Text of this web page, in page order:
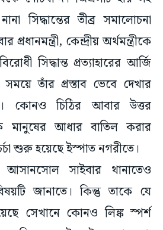
সিদ্ধান্তের তীব্র সমালোচনা
কেন্দ্রীয় অর্থমন্ত্রীকে
সিদ্ধান্ত প্রত্যাহারের আর্জি
সময়ে তাঁর প্রস্তাব ভেবে দেখার
কোনও চিঠির আবার উত্তর
আধার বাতিল করার
শুরু হয়েছে ইস্পাত নগরীতে।
আসানসোল সাইবার থানাতেও
জানাতে। কিন্তু তাকে যে
সেখানে কোনও লিঙ্ক স্পর্শ